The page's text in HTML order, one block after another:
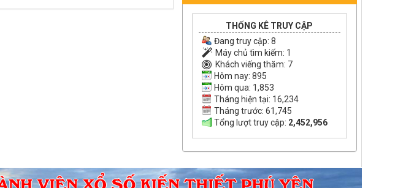
THỐNG KÊ TRUY CẬP
Đang truy cập: 8
Máy chủ tìm kiếm: 1
Khách viếng thăm: 7
Hôm nay: 895
Hôm qua: 1,853
Tháng hiện tại: 16,234
Tháng trước: 61,745
Tổng lượt truy cập: 2,452,956